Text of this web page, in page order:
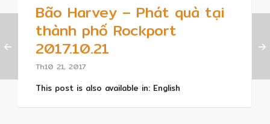
Bão Harvey – Phát quà tại
thành phố Rockport
2017.10.21
Th10 21, 2017
This post is also available in: English